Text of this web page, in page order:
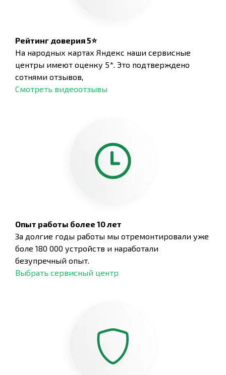
Рейтинг доверия 5⭐
На народных картах Яндекс наши сервисные
центры имеют оценку 5*. Это подтверждено
сотнями отзывов,
Смотреть видеоотзывы
Опыт работы более 10 лет
За долгие годы работы мы отремонтировали уже
боле 180 000 устройств и наработали
безупречный опыт.
Выбрать сервисный центр